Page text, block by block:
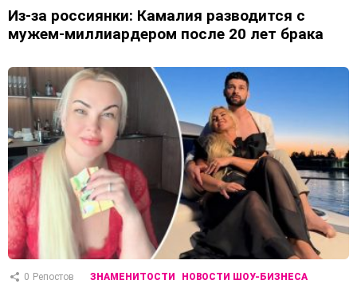
Из-за россиянки: Камалия разводится с
мужем-миллиардером после 20 лет брака
0 Репостов ЗНАМЕНИТОСТИ НОВОСТИ ШОУ-БИЗНЕСА